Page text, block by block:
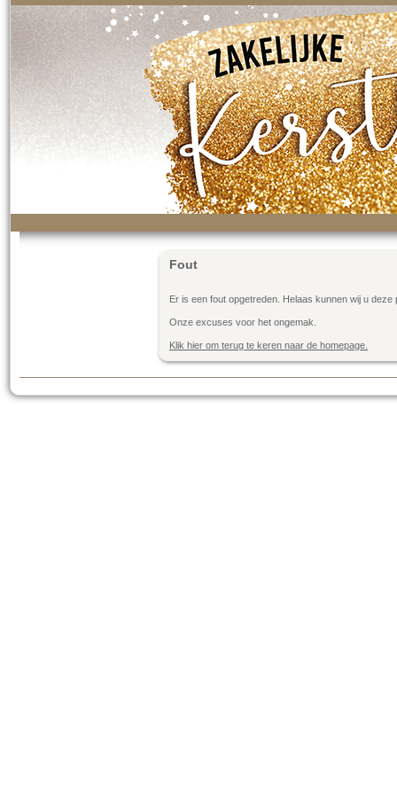
Fout
Er is een fout opgetreden. Helaas kunnen wij u deze
Onze excuses voor het ongemak.
Klik hier om terug te keren naar de homepage.